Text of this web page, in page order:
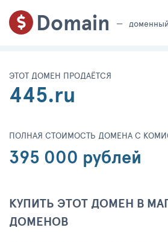
Domain
ЭТОТ ДОМЕН ПРОДАЁТСЯ
445.ru
ПОЛНАЯ СТОИМОСТЬ ДОМЕНА С
395 000 рублей
КУПИТЬ ЭТОТ ДОМЕН В
ДОМЕНОВ